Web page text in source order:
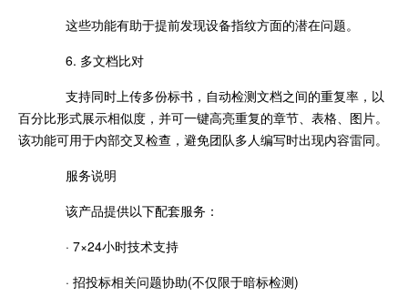
这些功能有助于提前发现设备指纹方面的潜在问题。
6. 多文档比对
支持同时上传多份标书，自动检测文档之间的重复率，以
百分比形式展示相似度，并可一键高亮重复的章节、表格、图片。
该功能可用于内部交叉检查，避免团队多人编写时出现内容雷同。
服务说明
该产品提供以下配套服务：
· 7×24小时技术支持
· 招投标相关问题协助(不仅限于暗标检测)